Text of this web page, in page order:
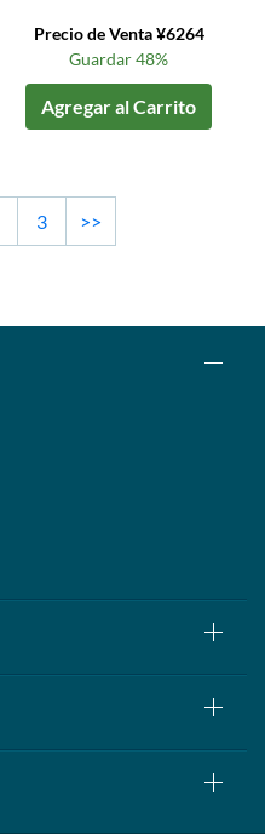
Precio de Venta ¥6264
Guardar 48%
Agregar al Carrito
3 >>